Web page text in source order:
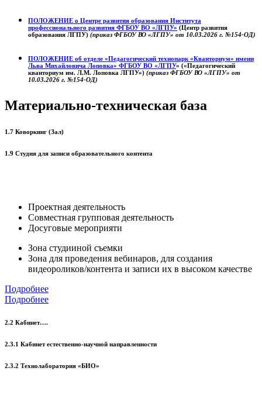
ПОЛОЖЕНИЕ о Центре развития образования Института
профессионального развития ФГБОУ ВО «ЛГПУ» (Центр развития
образования ЛГПУ) (приказ ФГБОУ ВО «ЛГПУ» от 10.03.2026 г. №154-ОД)
ПОЛОЖЕНИЕ об отделе «Педагогический технопарк «Кванториум» имени
Льва Михайловича Лоповка» ФГБОУ ВО «ЛГПУ» («Педагогический
кванториум им. Л.М. Лоповка ЛГПУ») (приказ ФГБОУ ВО «ЛГПУ» от
10.03.2026 г. №154-ОД)
Материально-техническая база
1.7 Коворкинг (Зал)
1.9 Студия для записи образовательного контента
Проектная деятельность
Совместная групповая деятельность
Досуговые мероприяти
Зона студииной съемки
Зона для проведения вебинаров, для создания
видеороликов/контента и записи их в высоком качестве
Подробнее
Подробнее
2.2 Кабинет….
2.3.1 Кабинет естественно-научной направленности
2.3.2 Технолаборатория «БИО»